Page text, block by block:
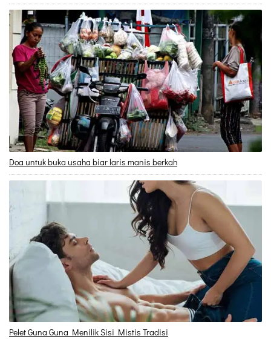
Doa untuk buka usaha biar laris manis berkah
Pelet Guna Guna Menilik Sisi Mistis Tradisi